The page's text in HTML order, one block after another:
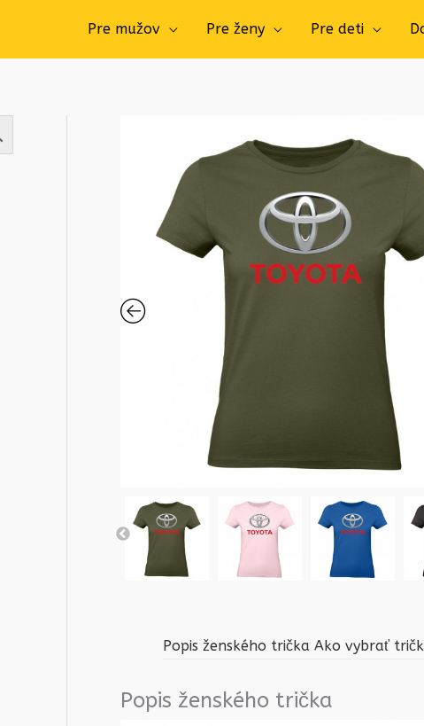
Pre mužov Pre ženy Pre deti
Popis ženského trička Ako vybrať
Popis ženského trička